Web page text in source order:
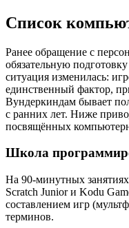
Список
Ранее обращение с
обязательную
ситуация изменилась:
единственный фактор,
Вундеркиндам бывает
с ранних лет. Ниже
посвящённых
Школа
На 90-минутных
Scratch Junior и Kodu
составлением игр
терминов.